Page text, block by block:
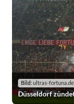
Bild: ultras-fortuna.de
Düsseldorf